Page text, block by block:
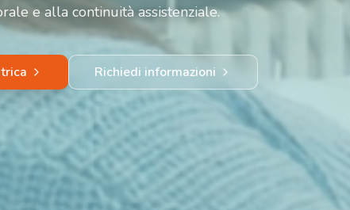
e alla continuità assistenziale.
Richiedi informazioni